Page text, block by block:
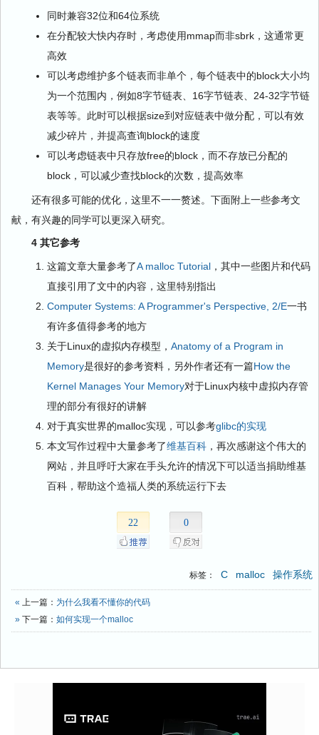
同时兼容32位和64位系统
在分配较大快内存时，考虑使用mmap而非sbrk，这通常更
高效
可以考虑维护多个链表而非单个，每个链表中的block大小均
为一个范围内，例如8字节链表、16字节链表、24-32字节链
表等等。此时可以根据size到对应链表中做分配，可以有效
减少碎片，并提高查询block的速度
可以考虑链表中只存放free的block，而不存放已分配的
block，可以减少查找block的次数，提高效率
还有很多可能的优化，这里不一一赘述。下面附上一些参考文
献，有兴趣的同学可以更深入研究。
4 其它参考
这篇文章大量参考了A malloc Tutorial ，其中一些图片和代码
直接引用了文中的内容，这里特别指出
Computer Systems: A Programmer's Perspective, 2/E一书
有许多值得参考的地方
关于Linux的虚拟内存模型， Anatomy of a Program in
Memory是很好的参考资料，另外作者还有一篇How the
Kernel Manages Your Memory对于Linux内核中虚拟内存管
理的部分有很好的讲解
对于真实世界的malloc实现，可以参考glibc的实现
本文写作过程中大量参考了维基百科 ，再次感谢这个伟大的
网站，并且呼吁大家在手头允许的情况下可以适当捐助维基
百科，帮助这个造福人类的系统运行下去
22 0
标签： C malloc 操作系统
« 上一篇： 为什么我看不懂你的代码
» 下一篇： 如何实现一个malloc